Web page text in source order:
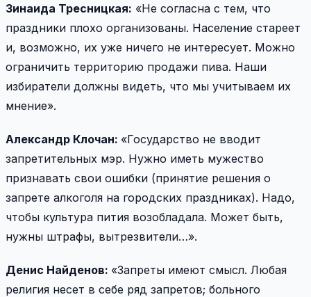
Зинаида Тресницкая: «Не согласна с тем, что
праздники плохо организованы. Население стареет
и, возможно, их уже ничего не интересует. Можно
ограничить территорию продажи пива. Наши
избиратели должны видеть, что мы учитываем их
мнение».
Александр Клочан: «Государство не вводит
запретительных мэр. Нужно иметь мужество
признавать свои ошибки (принятие решения о
запрете алкоголя на городских праздниках). Надо,
чтобы культура пития возобладала. Может быть,
нужны штрафы, вытрезвители…».
Денис Найденов: «Запреты имеют смысл. Любая
религия несет в себе ряд запретов; больного